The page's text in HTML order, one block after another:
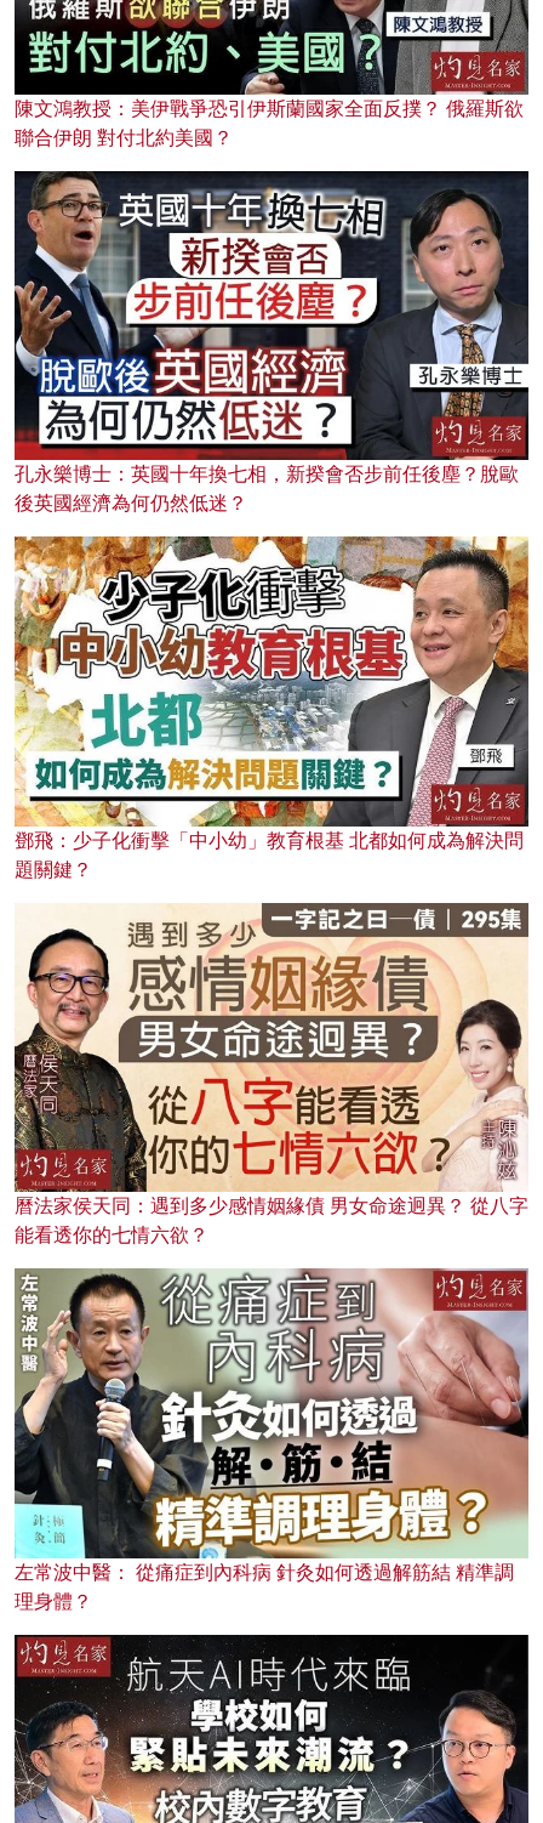
陳文鴻教授：美伊戰爭恐引伊斯蘭國家全面反撲？ 俄羅斯欲
聯合伊朗 對付北約美國？
孔永樂博士：英國十年換七相，新揆會否步前任後塵？脫歐
後英國經濟為何仍然低迷？
鄧飛：少子化衝擊「中小幼」教育根基 北都如何成為解決問
題關鍵？
曆法家侯天同：遇到多少感情姻緣債 男女命途迥異？ 從八字
能看透你的七情六欲？
左常波中醫： 從痛症到內科病 針灸如何透過解筋結 精準調
理身體？